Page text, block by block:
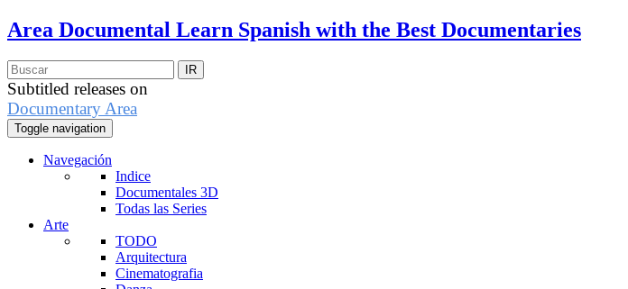
Area Documental Learn Spanish with the Best Documentaries
Subtitled releases on
Documentary Area
Toggle navigation
Navegación
Indice
Documentales 3D
Todas las Series
Arte
TODO
Arquitectura
Cinematografia